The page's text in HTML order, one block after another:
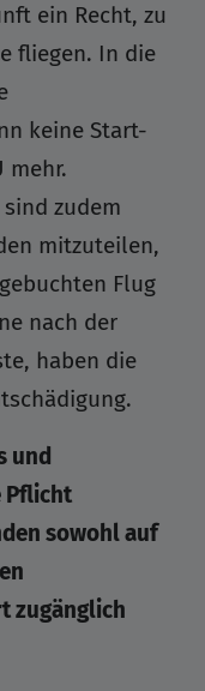
ein Recht, zu
fliegen. In die
keine Start-
mehr.
zudem
mitzuteilen,
Flug
nach der
haben die
und
Pflicht
sowohl auf
zugänglich